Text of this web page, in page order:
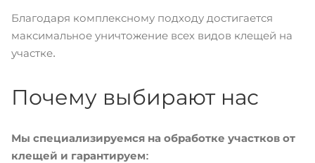
Благодаря комплексному подходу достигается
максимальное уничтожение всех видов клещей на
участке.
Почему выбирают нас
Мы специализируемся на обработке участков от
клещей и гарантируем: